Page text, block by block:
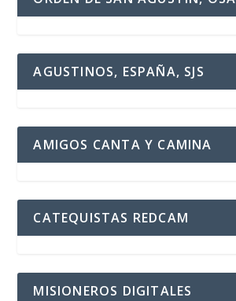
AGUSTINOS, ESPAÑA, SJS
AMIGOS CANTA Y CAMINA
CATEQUISTAS REDCAM
MISIONEROS DIGITALES